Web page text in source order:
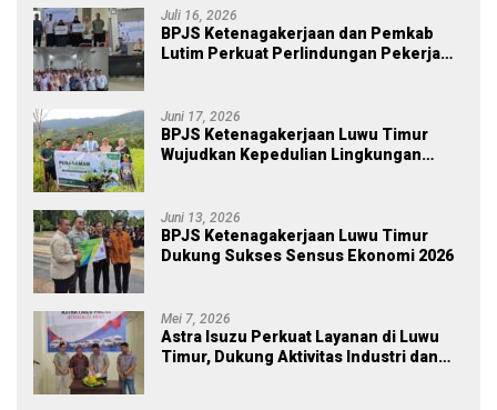
Juli 16, 2026
BPJS Ketenagakerjaan dan Pemkab
Lutim Perkuat Perlindungan Pekerja
Juni 17, 2026
BPJS Ketenagakerjaan Luwu Timur
Wujudkan Kepedulian Lingkungan
Juni 13, 2026
BPJS Ketenagakerjaan Luwu Timur
Dukung Sukses Sensus Ekonomi 2026
Mei 7, 2026
Astra Isuzu Perkuat Layanan di Luwu
Timur, Dukung Aktivitas Industri dan